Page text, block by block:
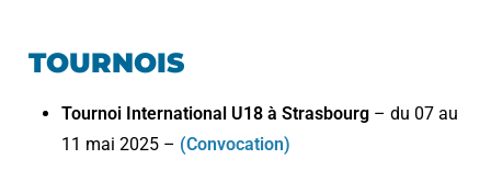
TOURNOIS
Tournoi International U18 à Strasbourg – du 07 au
11 mai 2025 – (Convocation)